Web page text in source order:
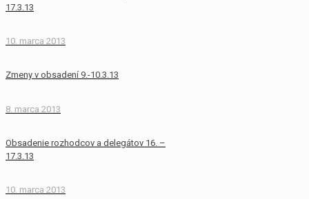
17.3.13
10. marca 2013
Zmeny v obsadení 9.-10.3.13
8. marca 2013
Obsadenie rozhodcov a delegátov 16. –
17.3.13
10. marca 2013